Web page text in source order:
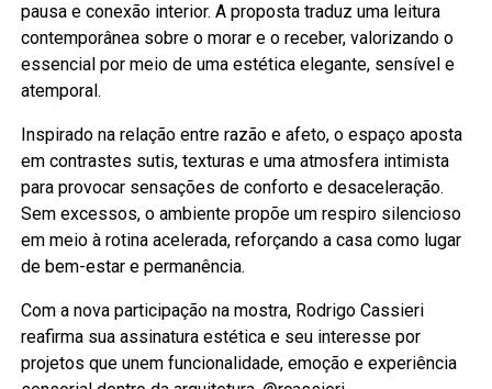
pausa e conexão interior. A proposta traduz uma leitura
contemporânea sobre o morar e o receber, valorizando o
essencial por meio de uma estética elegante, sensível e
atemporal.
Inspirado na relação entre razão e afeto, o espaço aposta
em contrastes sutis, texturas e uma atmosfera intimista
para provocar sensações de conforto e desaceleração.
Sem excessos, o ambiente propõe um respiro silencioso
em meio à rotina acelerada, reforçando a casa como lugar
de bem-estar e permanência.
Com a nova participação na mostra, Rodrigo Cassieri
reafirma sua assinatura estética e seu interesse por
projetos que unem funcionalidade, emoção e experiência